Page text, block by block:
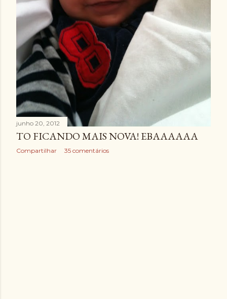
junho 20, 2012
TO FICANDO MAIS NOVA! EBAAAAAA
Compartilhar 35 comentários